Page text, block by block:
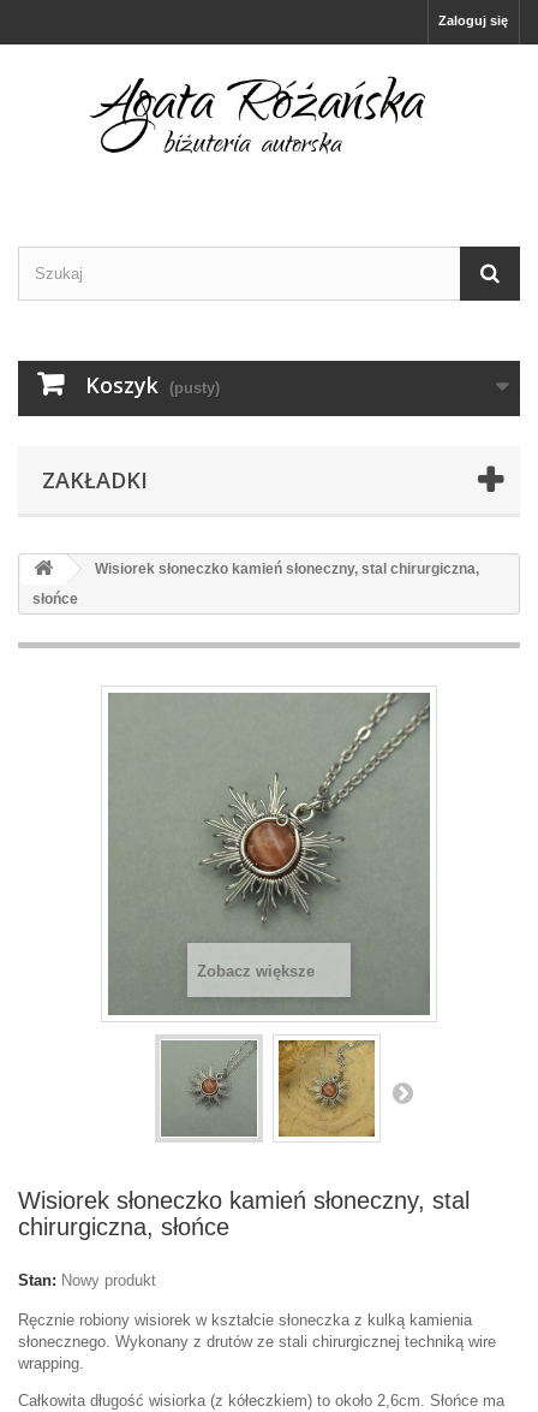
Zaloguj się
Koszyk (pusty)
ZAKŁADKI
Wisiorek słoneczko kamień słoneczny, stal chirurgiczna,
słońce
Zobacz większe
Wisiorek słoneczko kamień słoneczny, stal
chirurgiczna, słońce
Stan: Nowy produkt
Ręcznie robiony wisiorek w kształcie słoneczka z kulką kamienia
słonecznego. Wykonany z drutów ze stali chirurgicznej techniką wire
wrapping.
Całkowita długość wisiorka (z kółeczkiem) to około 2,6cm. Słońce ma